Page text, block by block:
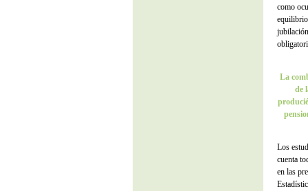
como
La
de
Los
cuenta
en las